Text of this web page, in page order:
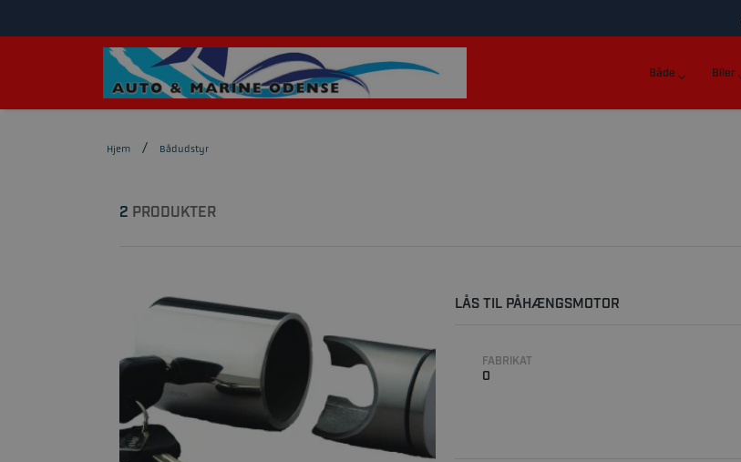
Både Biler
Hjem Bådudstyr
2 PRODUKTER
LÅS TIL PÅHÆNGSMOTOR
FABRIKAT
0